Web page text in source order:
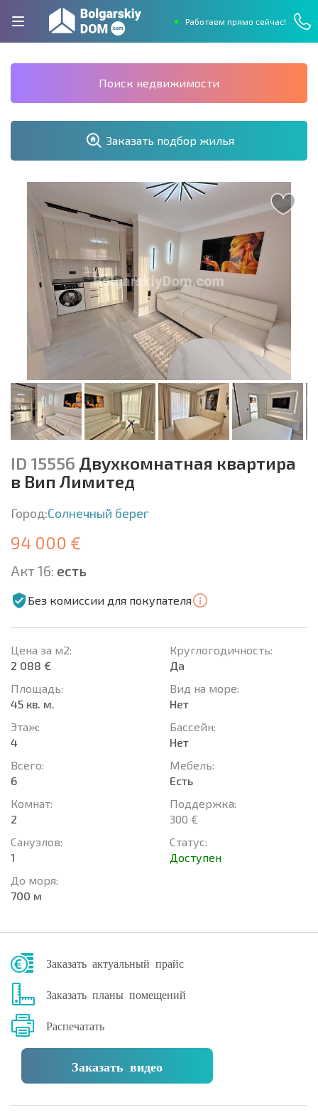
Работаем прямо сейчас!
Поиск недвижимости
Заказать подбор жилья
ID 15556 Двухкомнатная квартира
в Вип Лимитед
Город:Солнечный берег
94 000 €
Акт 16: есть
Без комиссии для покупателя
Цена за м2:
2 088 €
Площадь:
45 кв. м.
Этаж:
4
Всего:
6
Комнат:
2
Санузлов:
1
До моря:
700 м
Круглогодичность:
Да
Вид на море:
Нет
Басcейн:
Нет
Мебель:
Есть
Поддержка:
300 €
Статус:
Доступен
Заказать актуальный прайс
Заказать планы помещений
Распечатать
Заказать видео